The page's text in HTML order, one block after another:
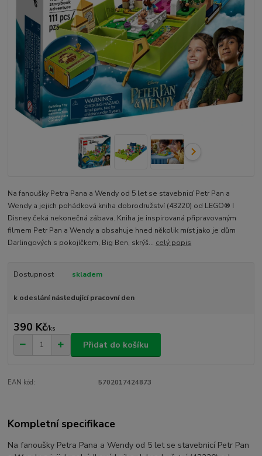
Na fanoušky Petra Pana a Wendy od 5 let se stavebnicí Petr Pan a
Wendy a jejich pohádková kniha dobrodružství (43220) od LEGO® ǀ
Disney čeká nekonečná zábava. Kniha je inspirovaná připravovaným
filmem Petr Pan a Wendy a obsahuje hned několik míst jako je dům
Darlingových s pokojíčkem, Big Ben, skrýš... celý popis
Dostupnost skladem
k odeslání následující pracovní den
390 Kč/ks
Přidat do košíku
EAN kód: 5702017424873
Kompletní specifikace
Na fanoušky Petra Pana a Wendy od 5 let se stavebnicí Petr Pan